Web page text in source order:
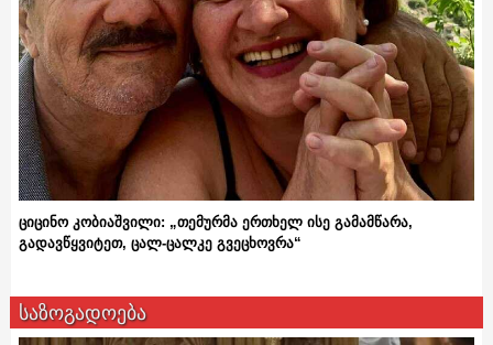
ციცინო კობიაშვილი: „თემურმა ერთხელ ისე გამამწარა,
გადავწყვიტეთ, ცალ-ცალკე გვეცხოვრა“
საზოგადოება